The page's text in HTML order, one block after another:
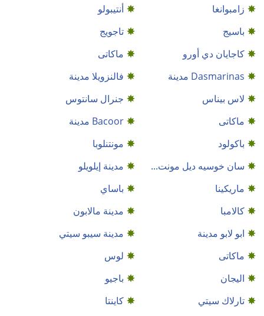
زامبوانغا
أنتيبولو
باسيج
تاجويج
كاجايان دي أورو
ماكاتى
Dasmarinas مدينة
فالنزويلا مدينة
لاس بيناس
جنرال سانتوس
ماكاتى
Bacoor مدينة
باكولود
مونتنلوبا
سان خوسيه ديل مونت...
مدينة إيلويلو
ماريكينا
باساي
كالامبا
مدينة مالابون
ابو لابو مدينة
مدينة سيبو سيتي
ماكاتى
لوس
اليجان
باجيو
تارلاك سيتي
كاينتا